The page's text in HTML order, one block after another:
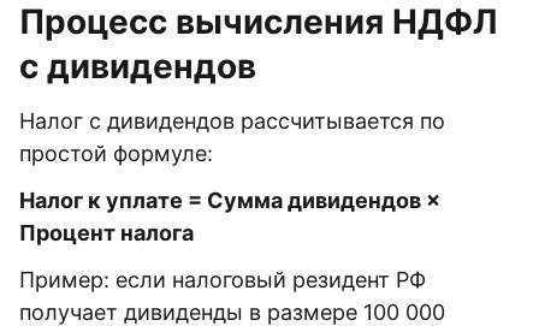
Процесс вычисления НДФЛ
с дивидендов
Налог с дивидендов рассчитывается по
простой формуле:
Налог к уплате = Сумма дивидендов ×
Процент налога
Пример: если налоговый резидент РФ
получает дивиденды в размере 100 000